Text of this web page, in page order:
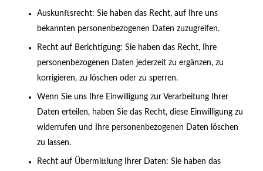
Auskunftsrecht: Sie haben das Recht, auf Ihre uns
bekannten personenbezogenen Daten zuzugreifen.
Recht auf Berichtigung: Sie haben das Recht, Ihre
personenbezogenen Daten jederzeit zu ergänzen, zu
korrigieren, zu löschen oder zu sperren.
Wenn Sie uns Ihre Einwilligung zur Verarbeitung Ihrer
Daten erteilen, haben Sie das Recht, diese Einwilligung zu
widerrufen und Ihre personenbezogenen Daten löschen
zu lassen.
Recht auf Übermittlung Ihrer Daten: Sie haben das